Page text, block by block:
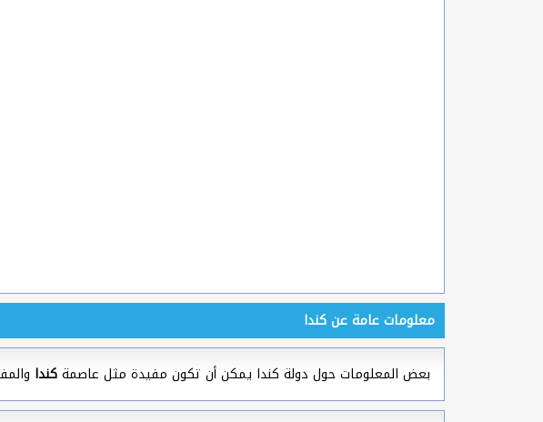
معلومات عامة عن كندا
بعض المعلومات حول دولة كندا يمكن أن تكون مفيدة مثل عاصمةكندا